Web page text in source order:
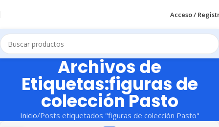
Acceso /
Archivos de
Etiquetas:figuras de
colección Pasto
Inicio Posts etiquetados "figuras de colección Pasto"